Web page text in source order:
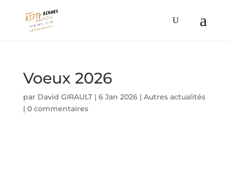
Voeux 2026
par David GIRAULT| 6 Jan 2026| Autres actualités
| 0 commentaires